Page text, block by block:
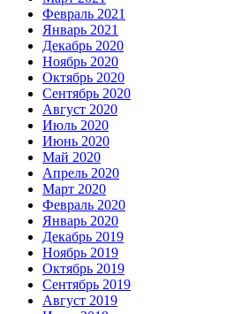
Февраль 2021
Январь 2021
Декабрь 2020
Ноябрь 2020
Октябрь 2020
Сентябрь 2020
Август 2020
Июль 2020
Июнь 2020
Май 2020
Апрель 2020
Март 2020
Февраль 2020
Январь 2020
Декабрь 2019
Ноябрь 2019
Октябрь 2019
Сентябрь 2019
Август 2019